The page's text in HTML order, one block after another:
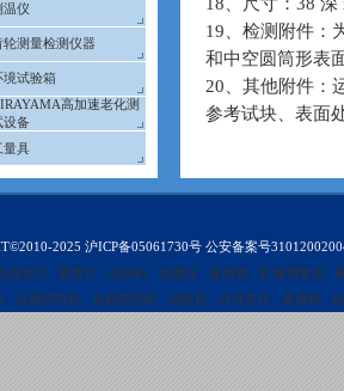
温仪
轮测量检测仪器
境试验箱
高加速老化测
设备
量具
19、检测附件：
和中空圆筒形表
20、其他附件：
参考试块、表面
2025 沪ICP备05061730号 公安备案号
准直仪 硬度计 试验机 轮廓仪 显微镜 影像测量仪
金相切割机 金相切割机 镶嵌机 自准直仪 显微镜